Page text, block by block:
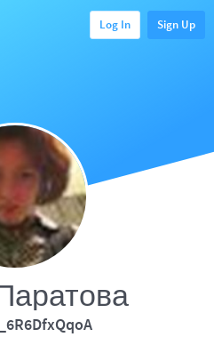
Log In Sign Up